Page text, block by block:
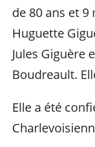
de 80 ans et
Huguette
Jules Giguère
Boudreault.
Elle a été